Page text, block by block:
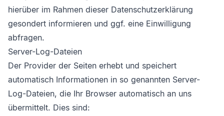
hierüber im Rahmen dieser Datenschutzerklärung
gesondert informieren und ggf. eine Einwilligung
abfragen.
Server-Log-Dateien
Der Provider der Seiten erhebt und speichert
automatisch Informationen in so genannten Server-
Log-Dateien, die Ihr Browser automatisch an uns
übermittelt. Dies sind: